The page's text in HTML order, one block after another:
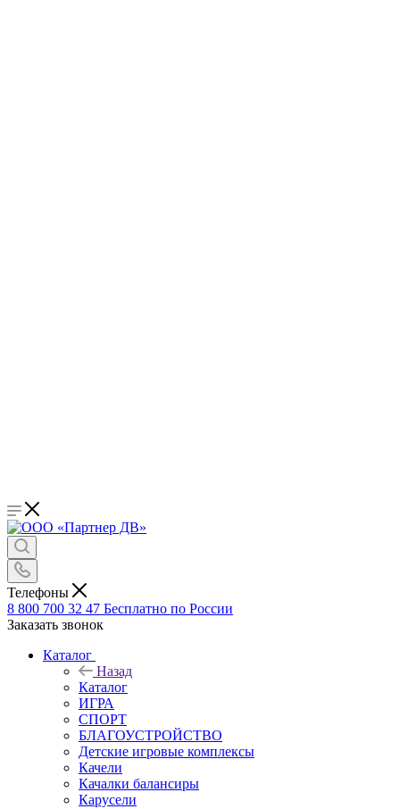
Телефоны
8 800 700 32 47 Бесплатно по России
Заказать звонок
Каталог
Назад
Каталог
ИГРА
СПОРТ
БЛАГОУСТРОЙСТВО
Детские игровые комплексы
Качели
Качалки балансиры
Карусели